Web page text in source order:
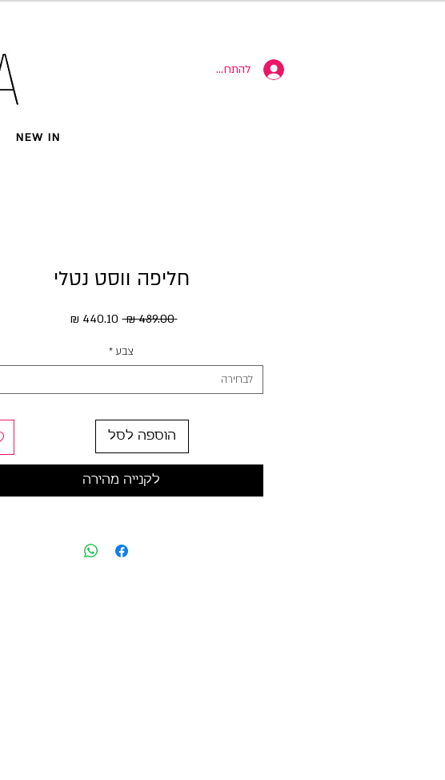
להתחברות
NEW IN
חליפה ווסט נטלי
‏489.00 ‏₪
מחיר
צבע *
לבחירה
הוספה לסל
לקנייה מהירה